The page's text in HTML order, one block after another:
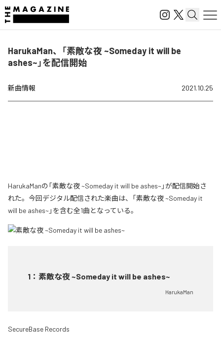
HarukaMan、「素敵な夜 ~Someday it will be
ashes~」を配信開始
新曲情報 2021.10.25
HarukaManの「素敵な夜 ~Someday it will be ashes~」が配信開始さ
れた。今回デジタル配信された楽曲は、「素敵な夜 ~Someday it
will be ashes~」を含む全1曲となっている。
1 ： 素敵な夜 ~Someday it will be ashes~
HarukaMan
SecureBase Records